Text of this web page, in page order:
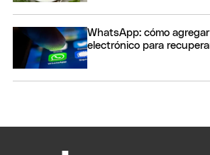
WhatsApp: cómo
electrónico para